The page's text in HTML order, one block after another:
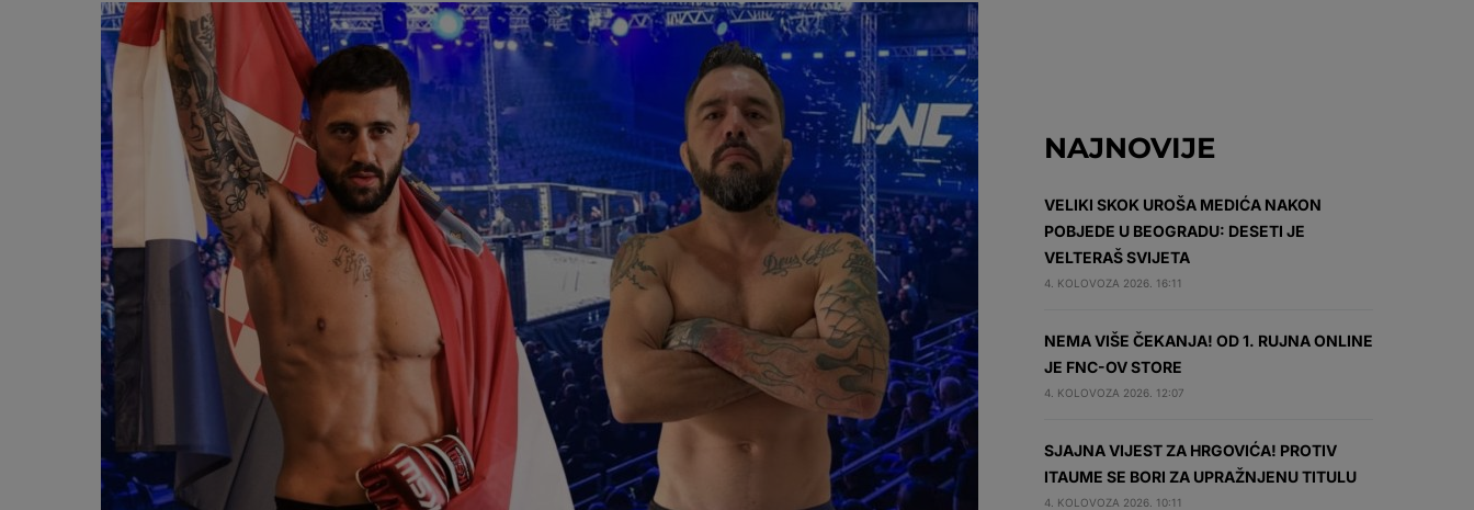
NAJNOVIJE
VELIKI SKOK UROŠA MEDIĆA NAKON
POBJEDE U BEOGRADU: DESETI JE
VELTERAŠ SVIJETA
4. KOLOVOZA 2026. 16:11
NEMA VIŠE ČEKANJA! OD 1. RUJNA ONLINE
JE FNC-OV STORE
4. KOLOVOZA 2026. 12:07
SJAJNA VIJEST ZA HRGOVIĆA! PROTIV
ITAUME SE BORI ZA UPRAŽNJENU TITULU
4. KOLOVOZA 2026. 10:11